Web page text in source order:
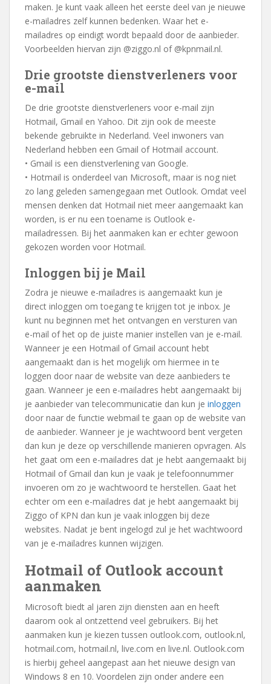
maken. Je kunt vaak alleen het eerste deel van je nieuwe
e-mailadres zelf kunnen bedenken. Waar het e-
mailadres op eindigt wordt bepaald door de aanbieder.
Voorbeelden hiervan zijn @ziggo.nl of @kpnmail.nl.
Drie grootste dienstverleners voor
e-mail
De drie grootste dienstverleners voor e-mail zijn
Hotmail, Gmail en Yahoo. Dit zijn ook de meeste
bekende gebruikte in Nederland. Veel inwoners van
Nederland hebben een Gmail of Hotmail account.
• Gmail is een dienstverlening van Google.
• Hotmail is onderdeel van Microsoft, maar is nog niet
zo lang geleden samengegaan met Outlook. Omdat veel
mensen denken dat Hotmail niet meer aangemaakt kan
worden, is er nu een toename is Outlook e-
mailadressen. Bij het aanmaken kan er echter gewoon
gekozen worden voor Hotmail.
Inloggen bij je Mail
Zodra je nieuwe e-mailadres is aangemaakt kun je
direct inloggen om toegang te krijgen tot je inbox. Je
kunt nu beginnen met het ontvangen en versturen van
e-mail of het op de juiste manier instellen van je e-mail.
Wanneer je een Hotmail of Gmail account hebt
aangemaakt dan is het mogelijk om hiermee in te
loggen door naar de website van deze aanbieders te
gaan. Wanneer je een e-mailadres hebt aangemaakt bij
je aanbieder van telecommunicatie dan kun je inloggen
door naar de functie webmail te gaan op de website van
de aanbieder. Wanneer je je wachtwoord bent vergeten
dan kun je deze op verschillende manieren opvragen. Als
het gaat om een e-mailadres dat je hebt aangemaakt bij
Hotmail of Gmail dan kun je vaak je telefoonnummer
invoeren om zo je wachtwoord te herstellen. Gaat het
echter om een e-mailadres dat je hebt aangemaakt bij
Ziggo of KPN dan kun je vaak inloggen bij deze
websites. Nadat je bent ingelogd zul je het wachtwoord
van je e-mailadres kunnen wijzigen.
Hotmail of Outlook account
aanmaken
Microsoft biedt al jaren zijn diensten aan en heeft
daarom ook al ontzettend veel gebruikers. Bij het
aanmaken kun je kiezen tussen outlook.com, outlook.nl,
hotmail.com, hotmail.nl, live.com en live.nl. Outlook.com
is hierbij geheel aangepast aan het nieuwe design van
Windows 8 en 10. Voordelen zijn onder andere een